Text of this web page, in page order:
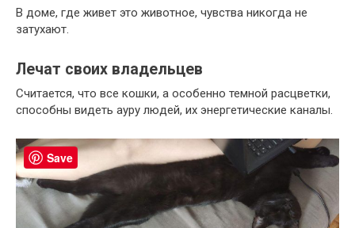
В доме, где живет это животное, чувства никогда не
затухают.
Лечат своих владельцев
Считается, что все кошки, а особенно темной расцветки,
способны видеть ауру людей, их энергетические каналы.
Save